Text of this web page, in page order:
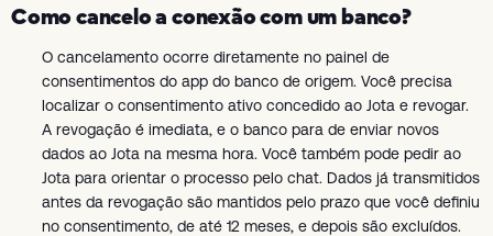
Como cancelo a conexão com um banco?
O cancelamento ocorre diretamente no painel de
consentimentos do app do banco de origem. Você precisa
localizar o consentimento ativo concedido ao Jota e revogar.
A revogação é imediata, e o banco para de enviar novos
dados ao Jota na mesma hora. Você também pode pedir ao
Jota para orientar o processo pelo chat. Dados já transmitidos
antes da revogação são mantidos pelo prazo que você definiu
no consentimento, de até 12 meses, e depois são excluídos.